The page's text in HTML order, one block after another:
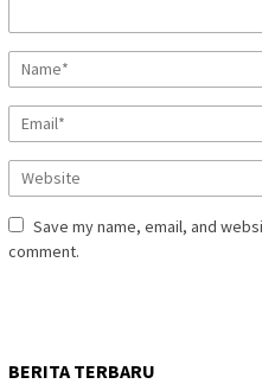
Save my name, email, and
comment.
BERITA TERBARU